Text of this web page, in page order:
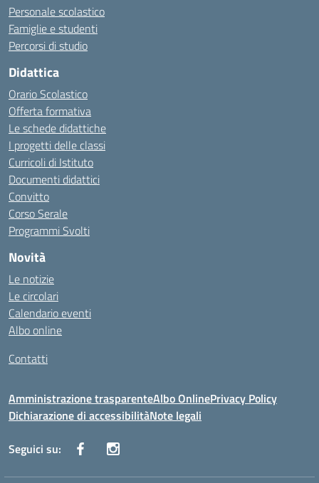
Personale scolastico
Famiglie e studenti
Percorsi di studio
Didattica
Orario Scolastico
Offerta formativa
Le schede didattiche
I progetti delle classi
Curricoli di Istituto
Documenti didattici
Convitto
Corso Serale
Programmi Svolti
Novità
Le notizie
Le circolari
Calendario eventi
Albo online
Contatti
Amministrazione trasparenteAlbo OnlinePrivacy Policy
Dichiarazione di accessibilitàNote legali
Seguici su: